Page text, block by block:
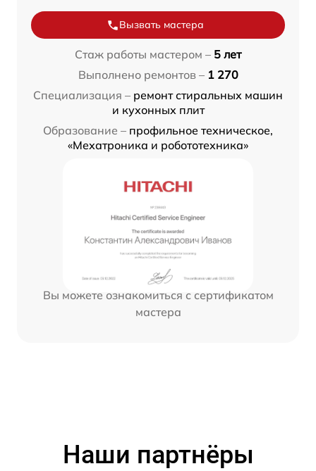
Вызвать мастера
Стаж работы мастером – 5 лет
Выполнено ремонтов – 1 270
Специализация – ремонт стиральных машин
и кухонных плит
Образование – профильное техническое,
«Мехатроника и робототехника»
Вы можете ознакомиться с сертификатом
мастера
Наши партнёры